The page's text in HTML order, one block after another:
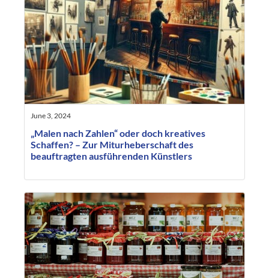
June 3, 2024
„Malen nach Zahlen“ oder doch kreatives
Schaffen? – Zur Miturheberschaft des
beauftragten ausführenden Künstlers